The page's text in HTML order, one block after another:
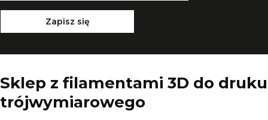
Zapisz się
Sklep z filamentami 3D do druku
trójwymiarowego